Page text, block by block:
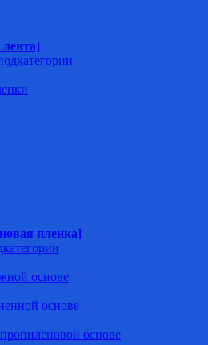
пленка]
основе
основе
основе